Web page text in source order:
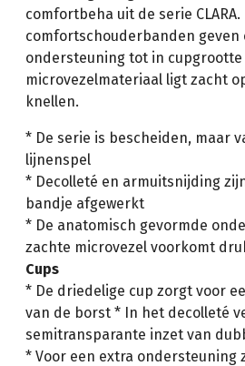
comfortbeha uit de serie
comfortschouderbanden geven
ondersteuning tot in cupgrootte
microvezelmateriaal ligt zacht
knellen.
* De serie is bescheiden, maar
lijnenspel
* Decolleté en armuitsnijding
bandje afgewerkt
* De anatomisch gevormde
zachte microvezel voorkomt
Cups
* De driedelige cup zorgt voor
van de borst * In het decolleté
semitransparante inzet van
* Voor een extra ondersteuning